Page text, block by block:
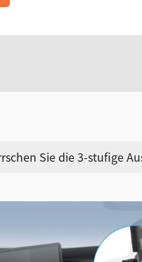
Sie die 3-stufige